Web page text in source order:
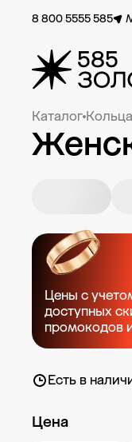
8 800 5555 585
Каталог Кольца
Цены с
доступных
промокодов
Есть в
Цена